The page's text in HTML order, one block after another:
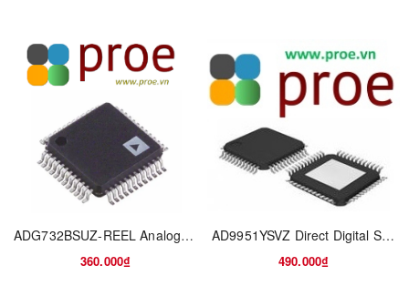
Package Height 2(Max) - 0.05(Min)
Package Width 5.6(Max)
Package Length 10.5(Max)
Lead Shape Gull-wing
ADG732BSUZ-REEL Analog Multiplexer Single 32:1 48-Pin TQFP T/R
360.000₫
AD9951YSVZ Direct Digital Synthesizer 400MHz 1-DAC 14bit Serial 48-Pin TQFP EP Tray
490.000₫